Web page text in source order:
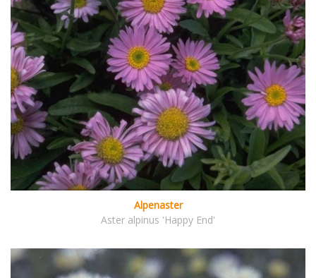
Alpenaster
Aster alpinus 'Happy End'